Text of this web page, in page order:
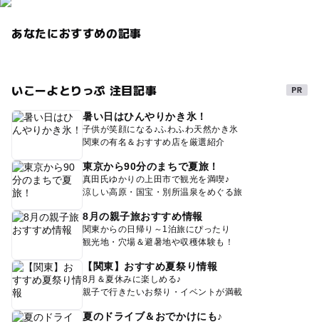
あなたにおすすめの記事
いこーよとりっぷ 注目記事
暑い日はひんやりかき氷！
子供が笑顔になる♪ふわふわ天然かき氷
関東の有名＆おすすめ店を厳選紹介
東京から90分のまちで夏旅！
真田氏ゆかりの上田市で観光を満喫♪
涼しい高原・国宝・別所温泉をめぐる旅
8月の親子旅おすすめ情報
関東からの日帰り～1泊旅にぴったり
観光地・穴場＆避暑地や収穫体験も！
【関東】おすすめ夏祭り情報
8月＆夏休みに楽しめる♪
親子で行きたいお祭り・イベントが満載
夏のドライブ＆おでかけにも♪